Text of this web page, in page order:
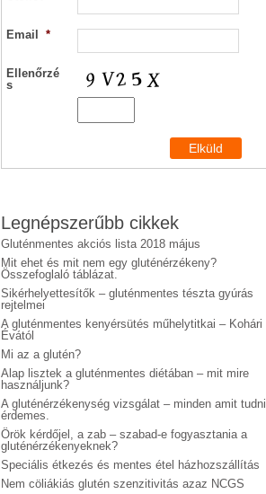
Email *
Ellenőrzé
s
Legnépszerűbb cikkek
Gluténmentes akciós lista 2018 május
Mit ehet és mit nem egy gluténérzékeny?
Összefoglaló táblázat.
Sikérhelyettesítők – gluténmentes tészta gyúrás
rejtelmei
A gluténmentes kenyérsütés műhelytitkai – Kohári
Évától
Mi az a glutén?
Alap lisztek a gluténmentes diétában – mit mire
használjunk?
A gluténérzékenység vizsgálat – minden amit tudni
érdemes.
Örök kérdőjel, a zab – szabad-e fogyasztania a
gluténérzékenyeknek?
Speciális étkezés és mentes étel házhozszállítás
Nem cöliákiás glutén szenzitivitás azaz NCGS